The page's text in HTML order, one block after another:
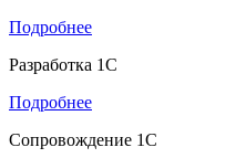
Подробнее
Разработка 1С
Подробнее
Сопровождение 1С